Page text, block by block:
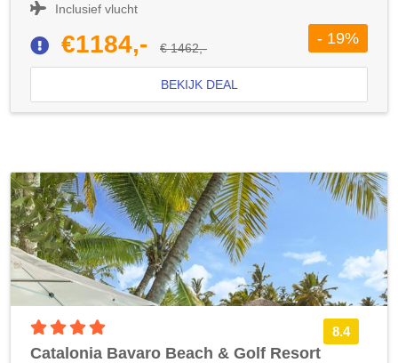
Inclusief vlucht
€1184,- € 1462,-
- 19%
BEKIJK DEAL
8.4
Catalonia Bavaro Beach & Golf Resort